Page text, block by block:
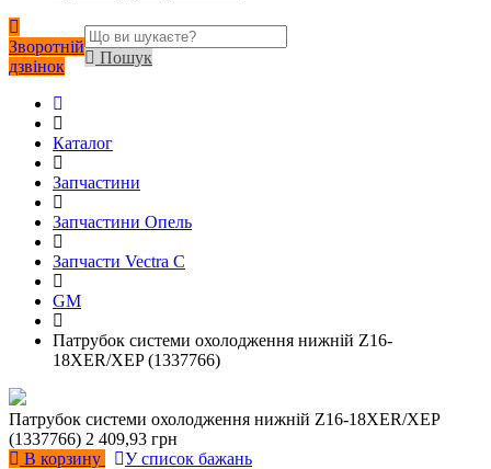
Зворотній
дзвінок
Пошук
Каталог
Запчастини
Запчастини Опель
Запчасти Vectra C
GM
Патрубок системи охолодження нижній Z16-
18XER/XEP (1337766)
Патрубок системи охолодження нижній Z16-18XER/XEP
(1337766) 2 409,93 грн
В корзину
У список бажань